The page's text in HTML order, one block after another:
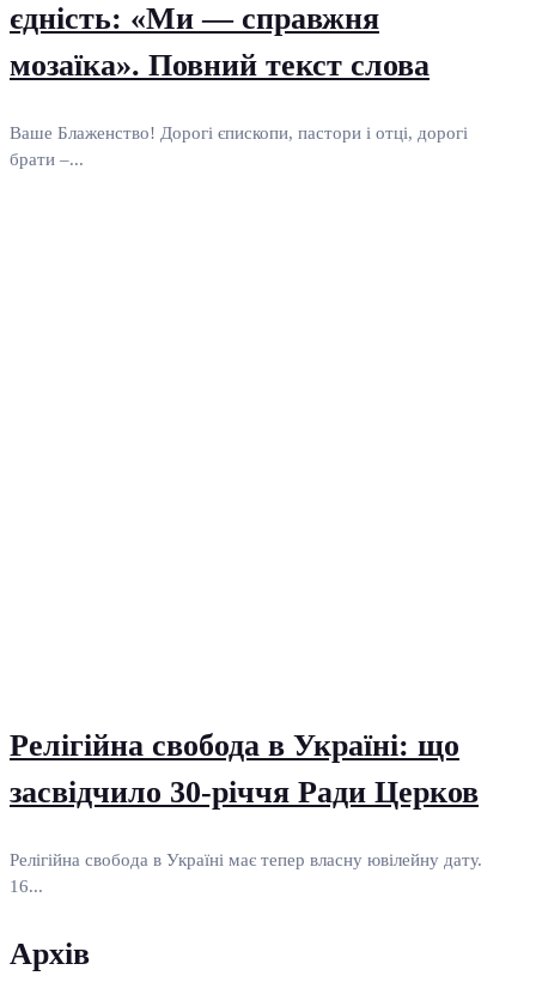
єдність: «Ми — справжня
мозаїка». Повний текст слова
Ваше Блаженство! Дорогі єпископи, пастори і отці, дорогі
брати –...
Релігійна свобода в Україні: що
засвідчило 30-річчя Ради Церков
Релігійна свобода в Україні має тепер власну ювілейну дату.
16...
Архів